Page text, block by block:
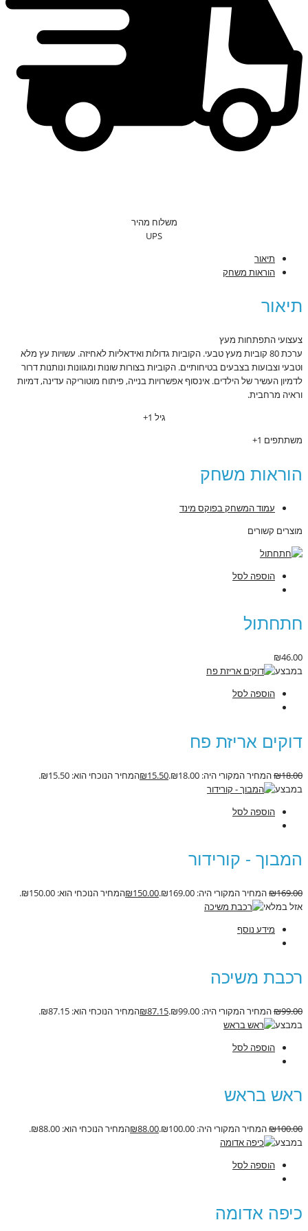
משלוח מהיר
UPS
תיאור
הוראות משחק
תיאור
צעצועי התפתחות מעץ
ערכת 80 קוביות מעץ טבעי. הקוביות גדולות ואידאליות לאחיזה. עשויות עץ מלא
וטבעי וצבועות בצבעים בטיחותיים. הקוביות בצורות שונות ומגוונות ונותנות דרור
לדמיון העשיר של הילדים. אינסוף אפשרויות בנייה, פיתוח מוטוריקה עדינה, דמיות
וראיה מרחבית.
גיל 1+
משתתפים 1+
הוראות משחק
עמוד המשחק בפוקס מינד
מוצרים קשורים
הוספה לסל
חתחתול
₪46.00
במבצע
הוספה לסל
דוקים אריזת פח
₪18.00 המחיר המקורי היה: ₪18.00. ₪15.50
המחיר הנוכחי הוא: ₪15.50.
במבצע
הוספה לסל
המבוך - קורידור
₪169.00 המחיר המקורי היה: ₪169.00. ₪150.00
המחיר הנוכחי הוא: ₪150.00.
אזל במלאי
מידע נוסף
רכבת משיכה
₪99.00 המחיר המקורי היה: ₪99.00. ₪87.15
המחיר הנוכחי הוא: ₪87.15.
במבצע
הוספה לסל
ראש בראש
₪100.00 המחיר המקורי היה: ₪100.00. ₪88.00
המחיר הנוכחי הוא: ₪88.00.
במבצע
הוספה לסל
כיפה אדומה